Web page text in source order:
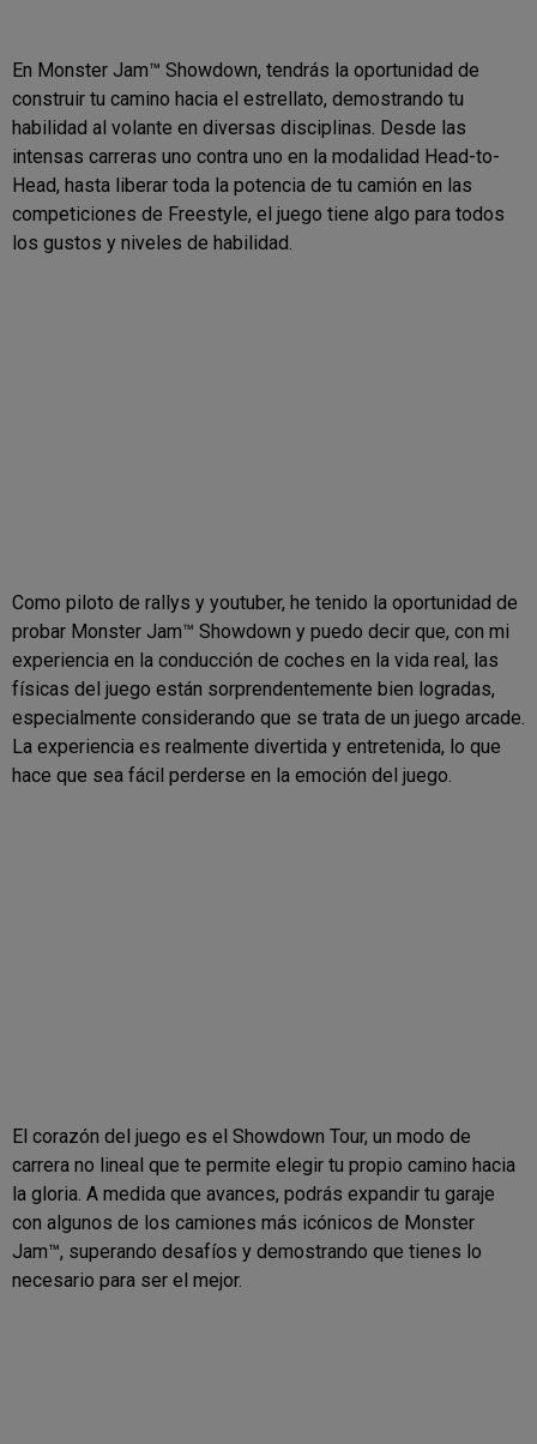
En Monster Jam™ Showdown, tendrás la oportunidad de
construir tu camino hacia el estrellato, demostrando tu
habilidad al volante en diversas disciplinas. Desde las
intensas carreras uno contra uno en la modalidad Head-to-
Head, hasta liberar toda la potencia de tu camión en las
competiciones de Freestyle, el juego tiene algo para todos
los gustos y niveles de habilidad.
Como piloto de rallys y youtuber, he tenido la oportunidad de
probar Monster Jam™ Showdown y puedo decir que, con mi
experiencia en la conducción de coches en la vida real, las
físicas del juego están sorprendentemente bien logradas,
especialmente considerando que se trata de un juego arcade.
La experiencia es realmente divertida y entretenida, lo que
hace que sea fácil perderse en la emoción del juego.
El corazón del juego es el Showdown Tour, un modo de
carrera no lineal que te permite elegir tu propio camino hacia
la gloria. A medida que avances, podrás expandir tu garaje
con algunos de los camiones más icónicos de Monster
Jam™, superando desafíos y demostrando que tienes lo
necesario para ser el mejor.